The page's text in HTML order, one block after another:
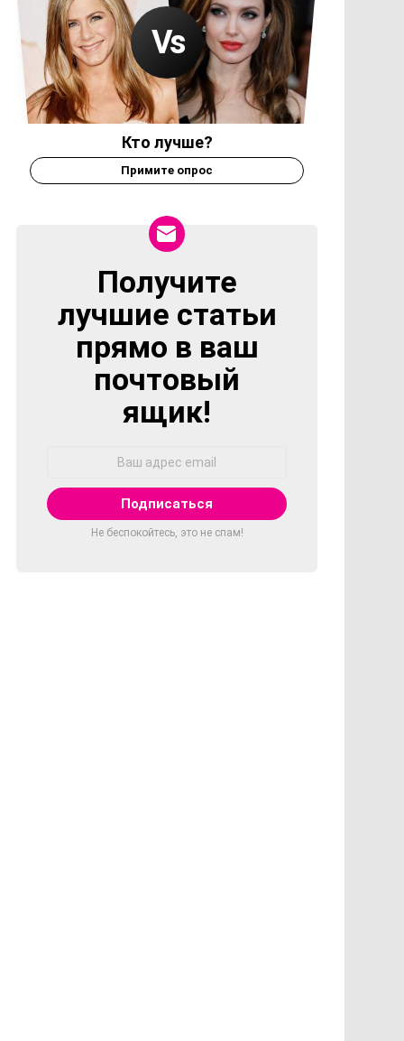
Кто лучше?
Примите опрос
NEWSLETTER
Получите
лучшие статьи
прямо в ваш
почтовый
ящик!
Не беспокойтесь, это не спам!